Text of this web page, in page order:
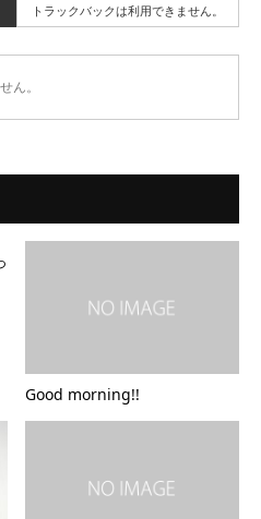
トラックバックは利用できません。
ん。
Good morning!!